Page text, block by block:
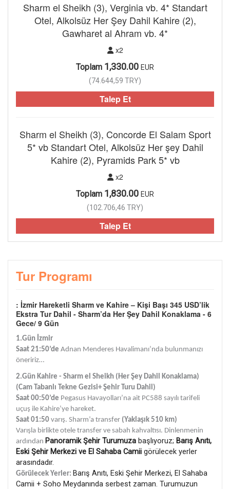
Sharm el Sheikh (3), Verginia vb. 4* Standart
Otel, Alkolsüz Her Şey Dahil Kahire (2),
Gawharet al Ahram vb. 4*
x2
Toplam 1,330.00 EUR
(74.644,59 TRY)
Talep Et
Sharm el Sheikh (3), Concorde El Salam Sport
5* vb Standart Otel, Alkolsüz Her şey Dahil
Kahire (2), Pyramids Park 5* vb
x2
Toplam 1,830.00 EUR
(102.706,46 TRY)
Talep Et
Tur Programı
: İzmir Hareketli Sharm ve Kahire – Kişi Başı 345 USD’lik
Ekstra Tur Dahil - Sharm’da Her Şey Dahil Konaklama - 6
Gece/ 9 Gün
1.Gün İzmir
Saat 21:50’de Adnan Menderes Havalimanı’nda bulunmanızı
öneririz…
2.Gün Kahire - Sharm el Sheikh (Her Şey Dahil Konaklama)
(Cam Tabanlı Tekne Gezisi+ Şehir Turu Dahil)
Saat 00:50’de Pegasus Havayolları’na ait PC588 sayılı tarifeli
uçuş ile Kahire’ye hareket.
Saat 01:50 varış. Sharm’a transfer (Yaklaşık 510 km)
Varışla birlikte otele transfer ve sabah kahvaltısı. Dinlenmenin
ardından Panoramik Şehir Turumuza başlıyoruz; Barış Anıtı,
Eski Şehir Merkezi ve El Sahaba Camii görülecek yerler
arasındadır.
Görülecek Yerler: Barış Anıtı, Eski Şehir Merkezi, El Sahaba
Camii + Soho Meydanında serbest zaman. Turumuzun